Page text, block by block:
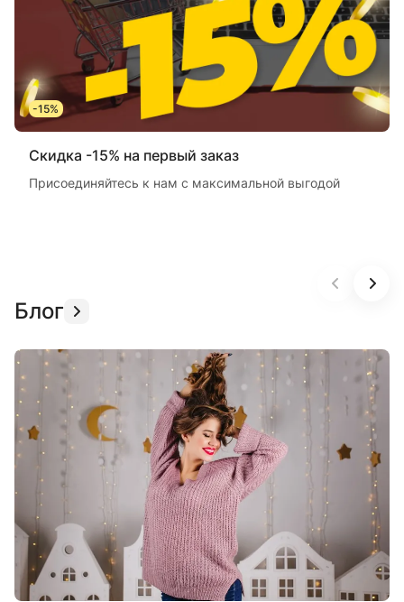
-15%
Скидка -15% на первый заказ
Присоединяйтесь к нам с максимальной выгодой
Блог